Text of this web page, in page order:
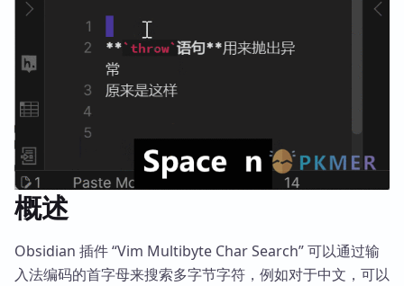
概述
Obsidian 插件 “Vim Multibyte Char Search” 可以通过输
入法编码的首字母来搜索多字节字符，例如对于中文，可以